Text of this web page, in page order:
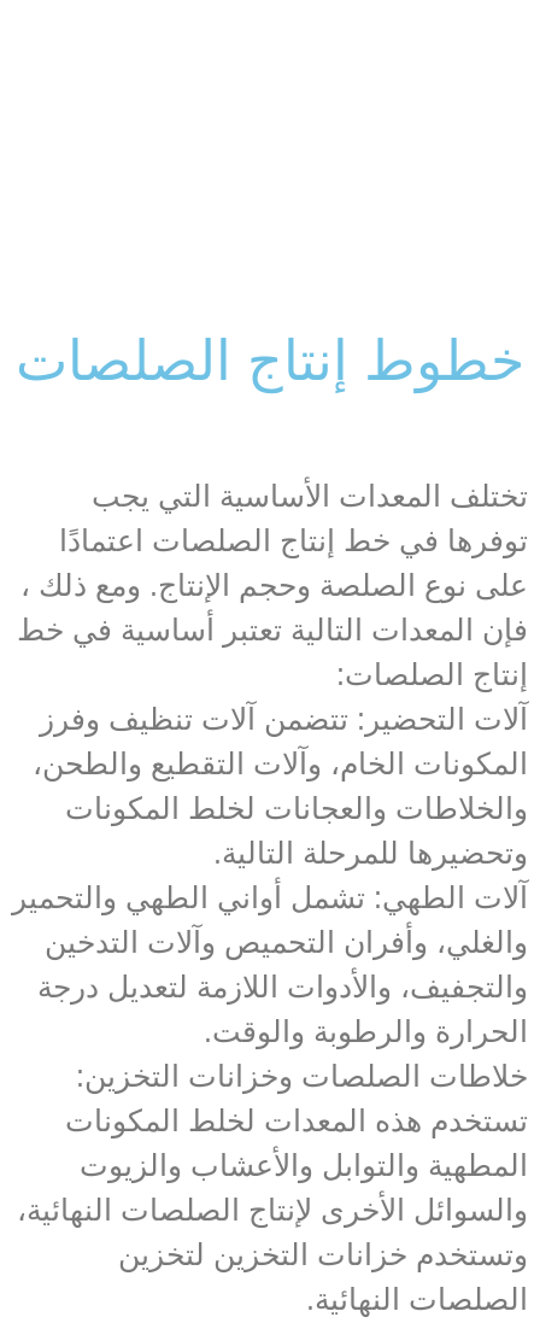
خطوط إنتاج الصلصات
تختلف المعدات الأساسية التي يجب
توفرها في خط إنتاج الصلصات اعتمادًا
على نوع الصلصة وحجم الإنتاج. ومع ذلك ،
فإن المعدات التالية تعتبر أساسية في خط
إنتاج الصلصات:
آلات التحضير: تتضمن آلات تنظيف وفرز
المكونات الخام، وآلات التقطيع والطحن،
والخلاطات والعجانات لخلط المكونات
وتحضيرها للمرحلة التالية.
آلات الطهي: تشمل أواني الطهي والتحمير
والغلي، وأفران التحميص وآلات التدخين
والتجفيف، والأدوات اللازمة لتعديل درجة
الحرارة والرطوبة والوقت.
خلاطات الصلصات وخزانات التخزين:
تستخدم هذه المعدات لخلط المكونات
المطهية والتوابل والأعشاب والزيوت
والسوائل الأخرى لإنتاج الصلصات النهائية،
وتستخدم خزانات التخزين لتخزين
الصلصات النهائية.